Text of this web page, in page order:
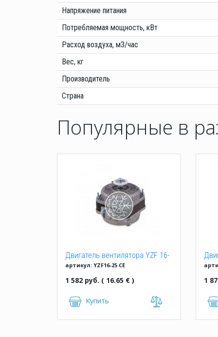
Напряжение питания
Потребляемая мощность, кВт
Расход воздуха, м3/час
Вес, кг
Производитель
Страна
Популярные в
Двигатель вентилятора YZF 16-
25 (16W)
артикул: YZF16-25 CE
1 582 руб. ( 16.65 € )
Купить
45
1